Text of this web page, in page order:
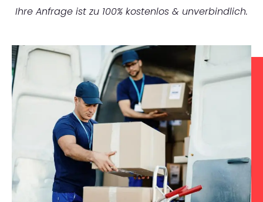
Ihre Anfrage ist zu 100% kostenlos & unverbindlich.